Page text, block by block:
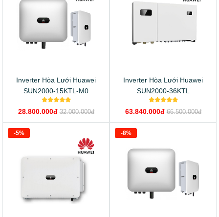
Inverter Hòa Lưới Huawei
SUN2000-15KTL-M0
28.800.000đ 32.000.000đ
Inverter Hòa Lưới Huawei
SUN2000-36KTL
63.840.000đ 66.500.000đ
-5% -8%